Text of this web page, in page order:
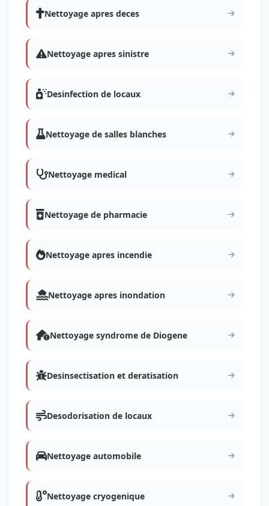
Nettoyage apres deces
Nettoyage apres sinistre
Desinfection de locaux
Nettoyage de salles blanches
Nettoyage medical
Nettoyage de pharmacie
Nettoyage apres incendie
Nettoyage apres inondation
Nettoyage syndrome de Diogene
Desinsectisation et deratisation
Desodorisation de locaux
Nettoyage automobile
Nettoyage cryogenique